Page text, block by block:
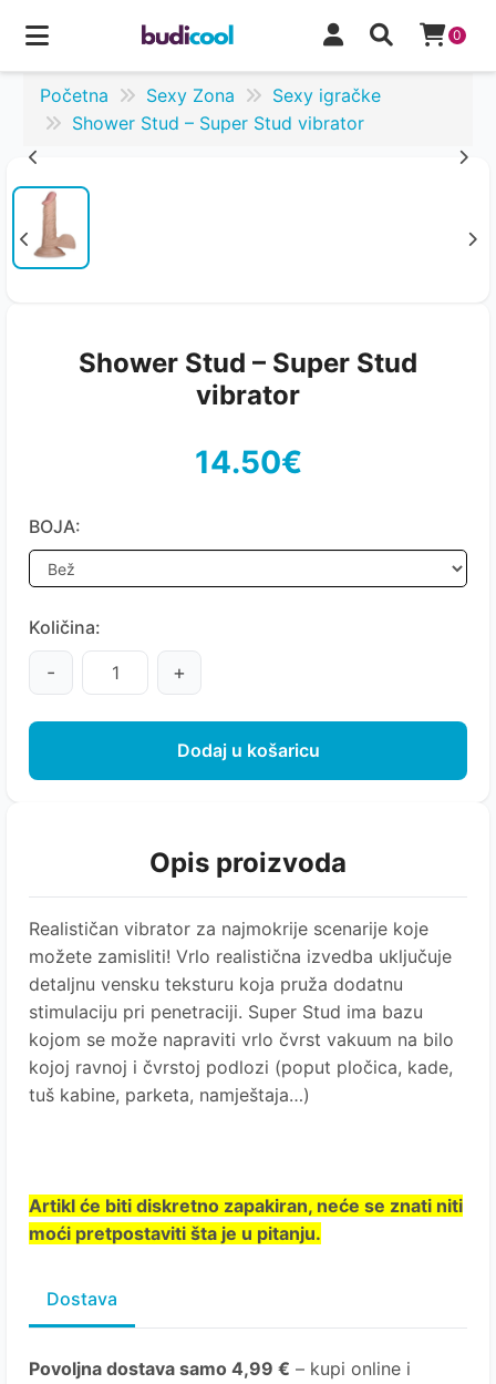
0
Početna Sexy Zona
Sexy igračke
Shower Stud – Super Stud vibrator
Shower Stud – Super Stud
vibrator
14.50€
BOJA:
Količina:
- +
Dodaj u košaricu
Opis proizvoda
Realističan vibrator za najmokrije scenarije koje
možete zamisliti! Vrlo realistična izvedba uključuje
detaljnu vensku teksturu koja pruža dodatnu
stimulaciju pri penetraciji. Super Stud ima bazu
kojom se može napraviti vrlo čvrst vakuum na bilo
kojoj ravnoj i čvrstoj podlozi (poput pločica, kade,
tuš kabine, parketa, namještaja…)
Artikl će biti diskretno zapakiran, neće se znati niti
moći pretpostaviti šta je u pitanju.
Dostava
Povoljna dostava samo 4,99 € – kupi online i